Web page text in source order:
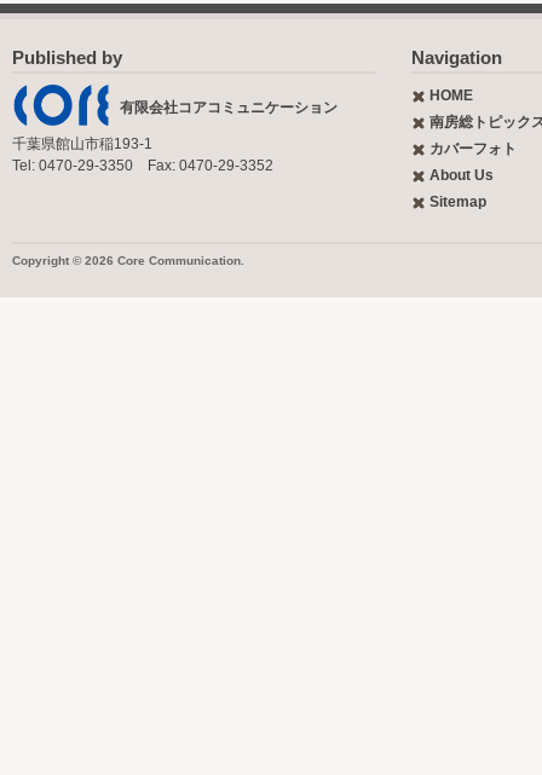
Published by
有限会社コアコミュニケーション
千葉県館山市稲193-1
Tel: 0470-29-3350 Fax: 0470-29-3352
Navigation
HOME
南房総トピック
カバーフォト
About Us
Sitemap
Copyright © 2026 Core Communication.